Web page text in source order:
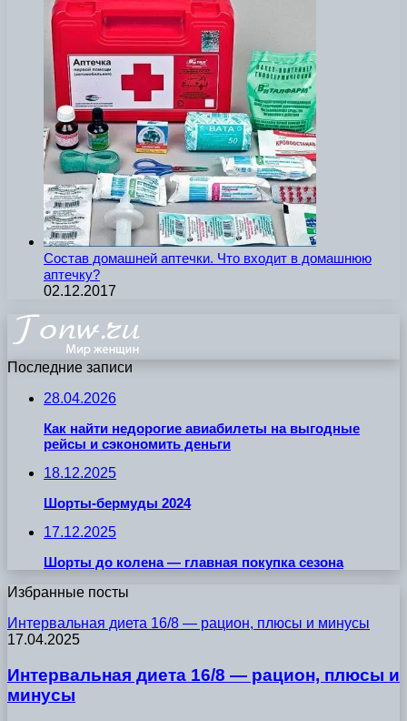
Состав домашней аптечки. Что входит в домашнюю
аптечку?
02.12.2017
Последние записи
28.04.2026
Как найти недорогие авиабилеты на выгодные
рейсы и сэкономить деньги
18.12.2025
Шорты-бермуды 2024
17.12.2025
Шорты до колена — главная покупка сезона
Избранные посты
Интервальная диета 16/8 — рацион, плюсы и минусы
17.04.2025
Интервальная диета 16/8 — рацион, плюсы и
минусы